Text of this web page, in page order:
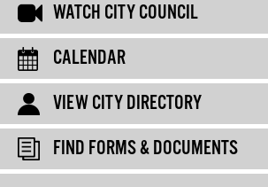
WATCH CITY COUNCIL
CALENDAR
VIEW CITY DIRECTORY
FIND FORMS & DOCUMENTS